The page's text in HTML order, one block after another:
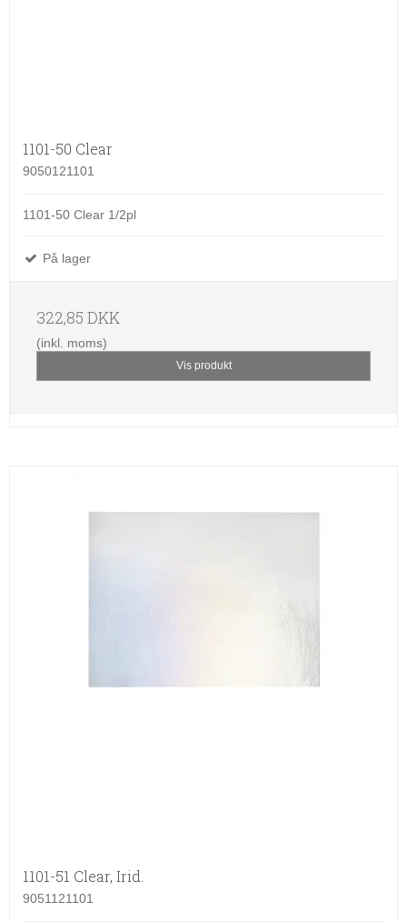
1101-50 Clear
9050121101
1101-50 Clear 1/2pl
På lager
322,85 DKK
(inkl. moms)
Vis produkt
1101-51 Clear, Irid.
9051121101